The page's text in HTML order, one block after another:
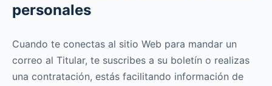
personales
Cuando te conectas al sitio Web para mandar un
correo al Titular, te suscribes a su boletín o realizas
una contratación, estás facilitando información de